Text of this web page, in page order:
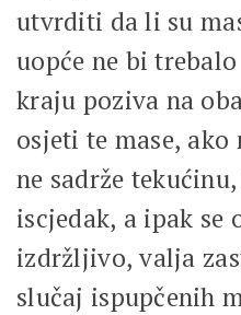
utvrditi da li su
uopće ne bi
kraju poziva na
osjeti te mase,
ne sadrže
iscjedak, a ipak se
izdržljivo, valja
slučaj ispupčenih